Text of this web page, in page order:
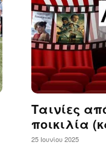
Ταινίες
ποικιλία
25 Ιουνίου 2025